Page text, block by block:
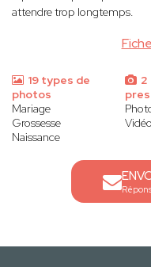
attendre trop longtemps.
19 types de
photos
Mariage
Grossesse
Naissance
2